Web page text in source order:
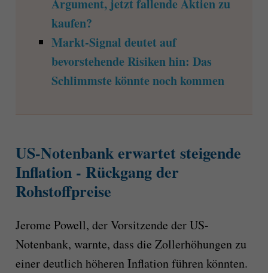
Argument, jetzt fallende Aktien zu
kaufen?
Markt-Signal deutet auf
bevorstehende Risiken hin: Das
Schlimmste könnte noch kommen
US-Notenbank erwartet steigende
Inflation - Rückgang der
Rohstoffpreise
Jerome Powell, der Vorsitzende der US-
Notenbank, warnte, dass die Zollerhöhungen zu
einer deutlich höheren Inflation führen könnten.